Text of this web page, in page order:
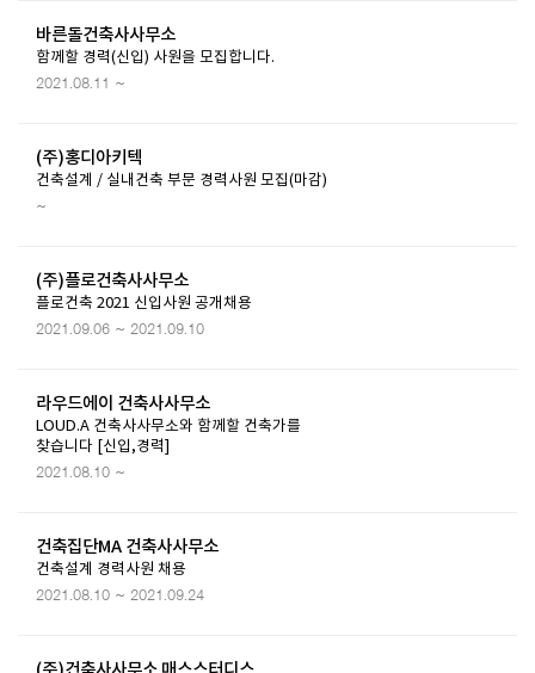
바른돌건축사사무소
함께할 경력(신입) 사원을 모집합니다.
2021.08.11 ~
(주)홍디아키텍
건축설계 / 실내건축 부문 경력사원 모집(마감)
~
(주)플로건축사사무소
플로건축 2021 신입사원 공개채용
2021.09.06 ~ 2021.09.10
라우드에이 건축사사무소
LOUD.A 건축사사무소와 함께할 건축가를
찾습니다 [신입,경력]
2021.08.10 ~
건축집단MA 건축사사무소
건축설계 경력사원 채용
2021.08.10 ~ 2021.09.24